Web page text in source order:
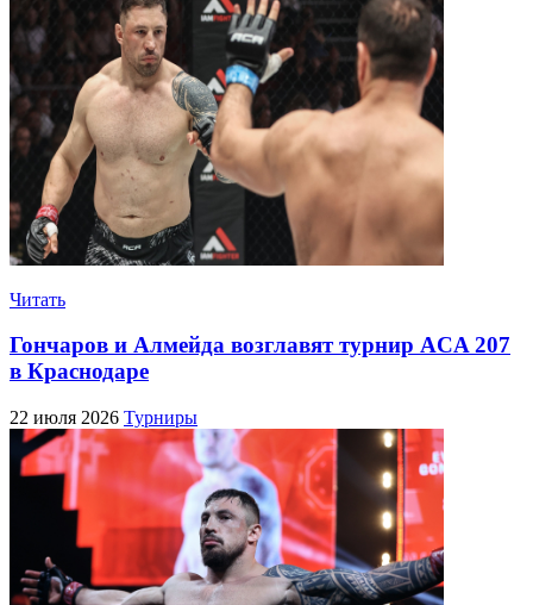
Читать
Гончаров и Алмейда возглавят турнир ACA 207
в Краснодаре
22 июля 2026 Турниры